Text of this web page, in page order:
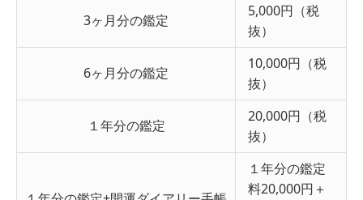
3ヶ月分の鑑定
5,000円（税
抜）
6ヶ月分の鑑定
10,000円（税
抜）
１年分の鑑定
20,000円（税
抜）
１年分の鑑定
料20,000円＋